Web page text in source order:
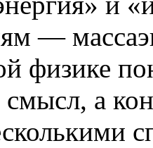
—
физике
смысл, а